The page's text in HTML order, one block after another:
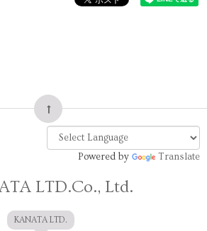
Powered by Translate
LTD.Co., Ltd.
KANATA LTD.